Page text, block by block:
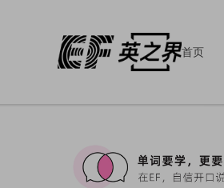
首页